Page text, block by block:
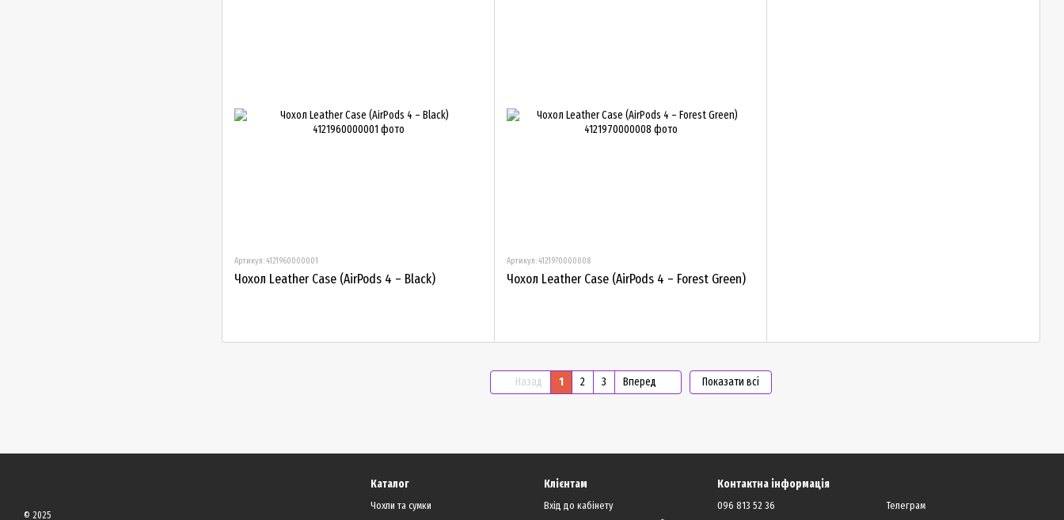
Артикул: 4121960000001
Чохол Leather Case (AirPods 4 – Black)
Артикул: 4121970000008
Чохол Leather Case (AirPods 4 – Forest Green)
Назад 1 2 3 Вперед Показати всі
© 2025
Каталог
Чохли та сумки
Клієнтам
Вхід до кабінету
Контактна інформація
096 813 52 36 Телеграм